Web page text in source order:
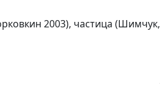
2003), частица (Шимчук,